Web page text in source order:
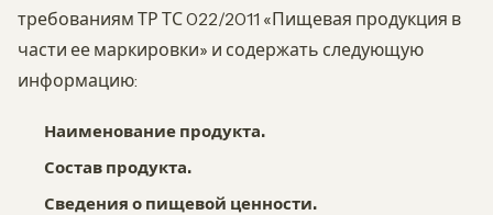
требованиям ТР ТС 022/2011 «Пищевая продукция в
части ее маркировки» и содержать следующую
информацию:
Наименование продукта.
Состав продукта.
Сведения о пищевой ценности.